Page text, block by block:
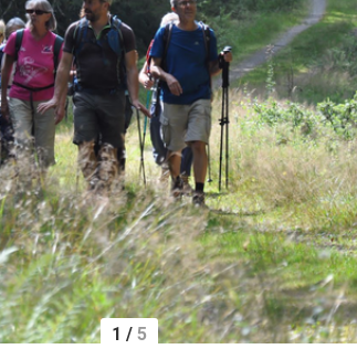
1 / 5